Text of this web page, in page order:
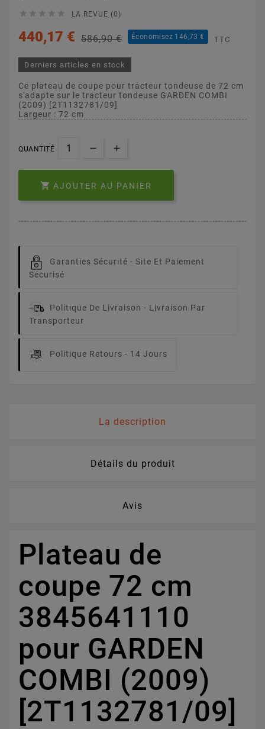
     LA REVUE (0)
440,17 € 586,90 € Économisez 146,73 € TTC
Derniers articles en stock
Ce plateau de coupe pour tracteur tondeuse de 72 cm
s'adapte sur le tracteur tondeuse GARDEN COMBI
(2009) [2T1132781/09]
Largeur : 72 cm
QUANTITÉ
 AJOUTER AU PANIER
Garanties Sécurité - Site Et Paiement
Sécurisé
Politique De Livraison - Livraison Par
Transporteur
Politique Retours - 14 Jours
La description
Détails du produit
Avis
Plateau de
coupe 72 cm
3845641110
pour GARDEN
COMBI (2009)
[2T1132781/09]